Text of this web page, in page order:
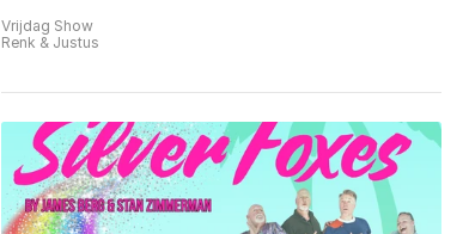
Vrijdag Show
Renk & Justus